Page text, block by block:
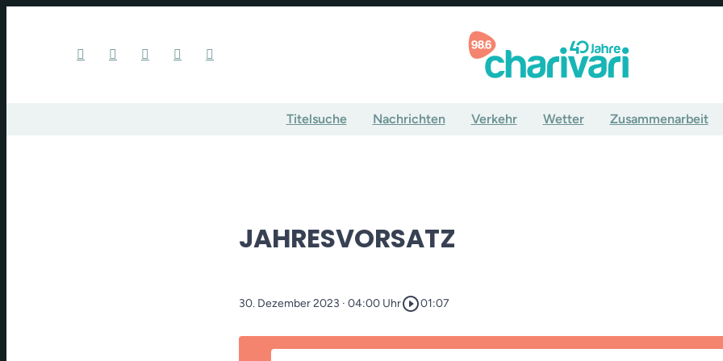
Titelsuche Nachrichten Verkehr Wetter Zusammenarbeit
JAHRESVORSATZ
30. Dezember 2023 · 04:00 Uhrplay_circle_outline01:07